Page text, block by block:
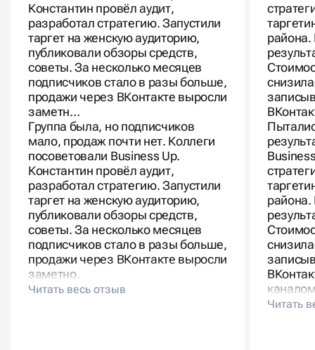
Константин провёл аудит,
разработал стратегию. Запустили
таргет на женскую аудиторию,
публиковали обзоры средств,
советы. За несколько месяцев
подписчиков стало в разы больше,
продажи через ВКонтакте выросли
заметн…
Группа была, но подписчиков
мало, продаж почти нет. Коллеги
посоветовали Business Up.
Константин провёл аудит,
разработал стратегию. Запустили
таргет на женскую аудиторию,
публиковали обзоры средств,
советы. За несколько месяцев
подписчиков стало в разы больше,
продажи через ВКонтакте выросли
заметно.
района.
района.